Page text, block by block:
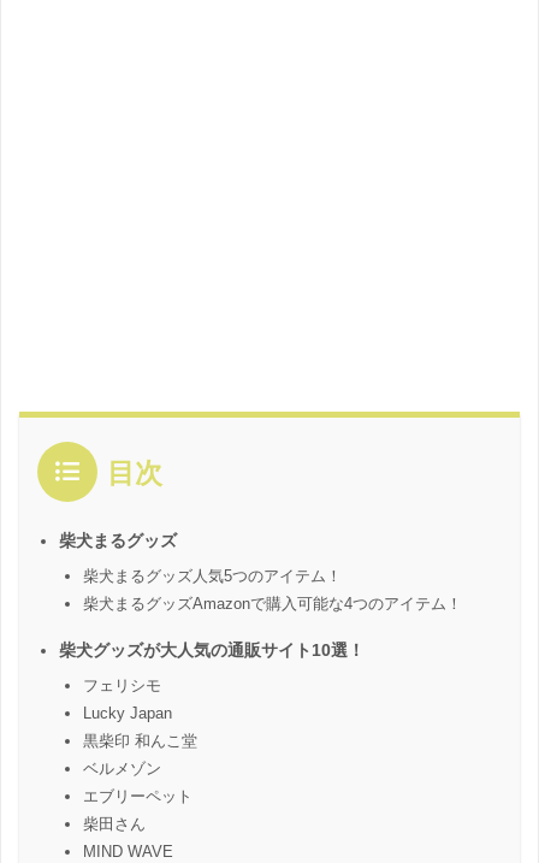
目次
柴犬まるグッズ
柴犬まるグッズ人気5つのアイテム！
柴犬まるグッズAmazonで購入可能な4つのアイテム！
柴犬グッズが大人気の通販サイト10選！
フェリシモ
Lucky Japan
黒柴印 和んこ堂
ベルメゾン
エブリーペット
柴田さん
MIND WAVE